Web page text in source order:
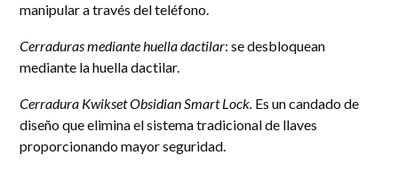
manipular a través del teléfono.
Cerraduras mediante huella dactilar: se desbloquean
mediante la huella dactilar.
Cerradura Kwikset Obsidian Smart Lock. Es un candado de
diseño que elimina el sistema tradicional de llaves
proporcionando mayor seguridad.